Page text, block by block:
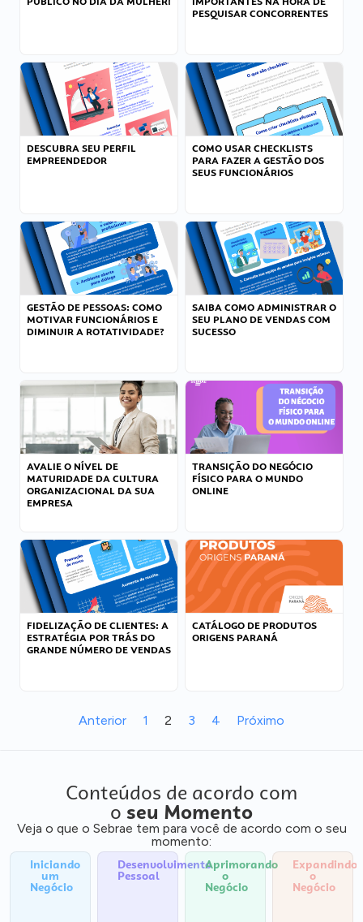
PESQUISAR CONCORRENTES
DESCUBRA SEU PERFIL
EMPREENDEDOR
COMO USAR CHECKLISTS
PARA FAZER A GESTÃO DOS
SEUS FUNCIONÁRIOS
GESTÃO DE PESSOAS: COMO
MOTIVAR FUNCIONÁRIOS E
DIMINUIR A ROTATIVIDADE?
SAIBA COMO ADMINISTRAR O
SEU PLANO DE VENDAS COM
SUCESSO
AVALIE O NÍVEL DE
MATURIDADE DA CULTURA
ORGANIZACIONAL DA SUA
EMPRESA
TRANSIÇÃO DO NEGÓCIO
FÍSICO PARA O MUNDO
ONLINE
FIDELIZAÇÃO DE CLIENTES: A
ESTRATÉGIA POR TRÁS DO
GRANDE NÚMERO DE VENDAS
CATÁLOGO DE PRODUTOS
ORIGENS PARANÁ
Anterior 1 2 3 4 Próximo
Conteúdos de acordo com
o seu Momento
Veja o que o Sebrae tem para você de acordo com o seu
momento:
Iniciando
um
Negócio
Desenvolvimento
Pessoal
Aprimorando
o
Negócio
Expandindo
o
Negócio